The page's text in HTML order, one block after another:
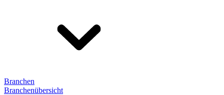
Branchen
Branchenübersicht